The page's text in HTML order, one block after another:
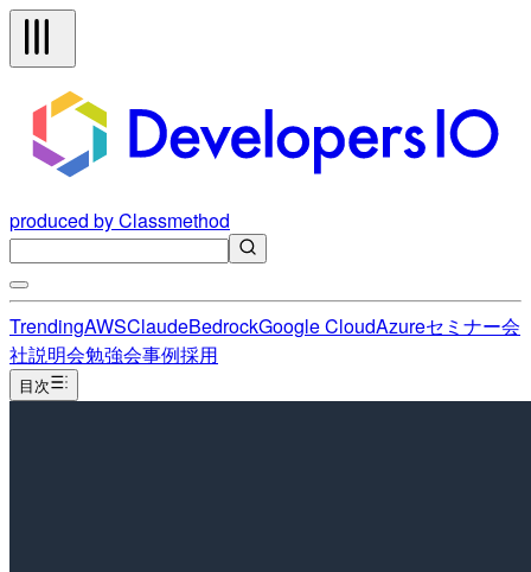
produced by Classmethod
TrendingAWSClaudeBedrockGoogle CloudAzureセミナー会
社説明会勉強会事例採用
目次